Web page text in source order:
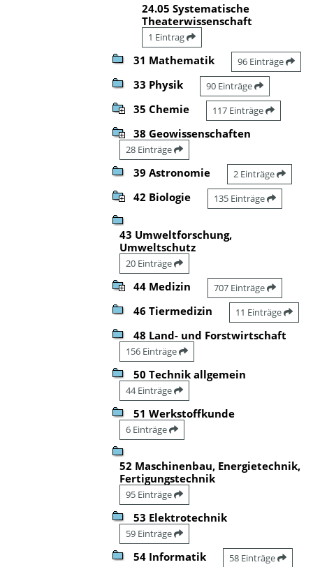
24.05 Systematische
Theaterwissenschaft
1 Eintrag
31 Mathematik 96 Einträge
33 Physik 90 Einträge
35 Chemie 117 Einträge
38 Geowissenschaften
28 Einträge
39 Astronomie 2 Einträge
42 Biologie 135 Einträge
43 Umweltforschung,
Umweltschutz
20 Einträge
44 Medizin 707 Einträge
46 Tiermedizin 11 Einträge
48 Land- und Forstwirtschaft
156 Einträge
50 Technik allgemein
44 Einträge
51 Werkstoffkunde
6 Einträge
52 Maschinenbau, Energietechnik,
Fertigungstechnik
95 Einträge
53 Elektrotechnik
59 Einträge
54 Informatik 58 Einträge